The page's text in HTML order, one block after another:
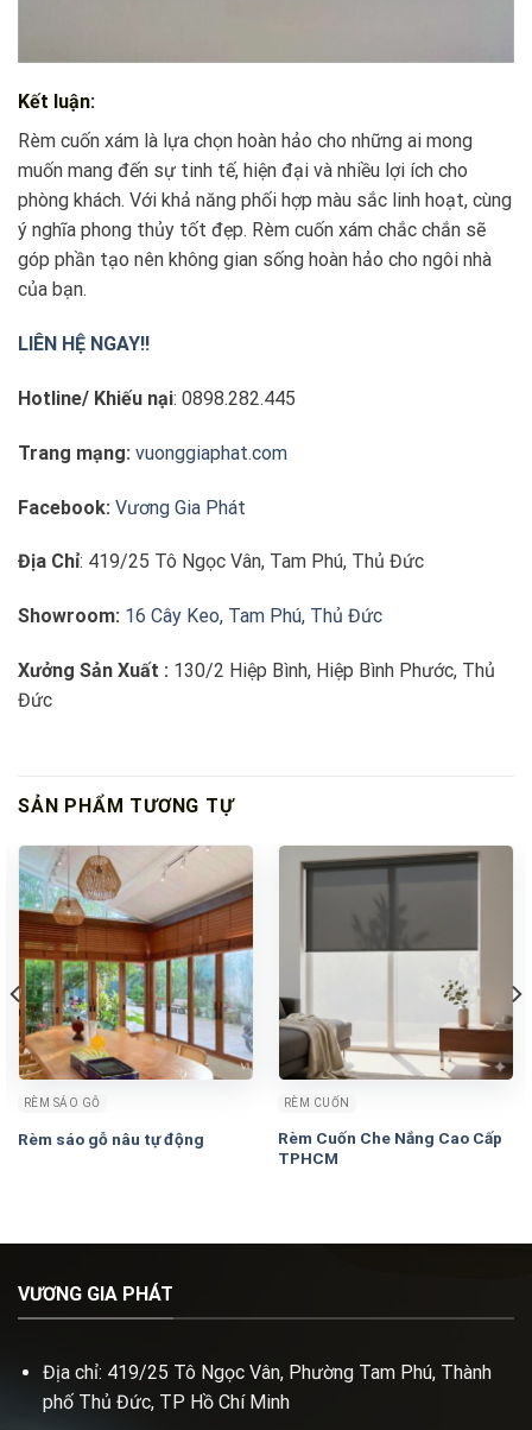
Kết luận:
Rèm cuốn xám là lựa chọn hoàn hảo cho những ai mong
muốn mang đến sự tinh tế, hiện đại và nhiều lợi ích cho
phòng khách. Với khả năng phối hợp màu sắc linh hoạt, cùng
ý nghĩa phong thủy tốt đẹp. Rèm cuốn xám chắc chắn sẽ
góp phần tạo nên không gian sống hoàn hảo cho ngôi nhà
của bạn.
LIÊN HỆ NGAY!!
Hotline/ Khiếu nại: 0898.282.445
Trang mạng: vuonggiaphat.com
Facebook: Vương Gia Phát
Địa Chỉ: 419/25 Tô Ngọc Vân, Tam Phú, Thủ Đức
Showroom: 16 Cây Keo, Tam Phú, Thủ Đức
Xưởng Sản Xuất : 130/2 Hiệp Bình, Hiệp Bình Phước, Thủ
Đức
SẢN PHẨM TƯƠNG TỰ
RÈM SÁO GỖ
Rèm sáo gỗ nâu tự động
RÈM CUỐN
Rèm Cuốn Che Nắng Cao Cấp
TPHCM
VƯƠNG GIA PHÁT
Địa chỉ: 419/25 Tô Ngọc Vân, Phường Tam Phú, Thành
phố Thủ Đức, TP Hồ Chí Minh